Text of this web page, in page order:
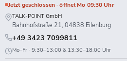
Jetzt geschlossen · öffnet Mo 09:30 Uhr
TALK-POINT GmbH
Bahnhofstraße 21, 04838 Eilenburg
+49 3423 7099811
Mo–Fr · 9:30–13:00 & 13:30–18:00 Uhr